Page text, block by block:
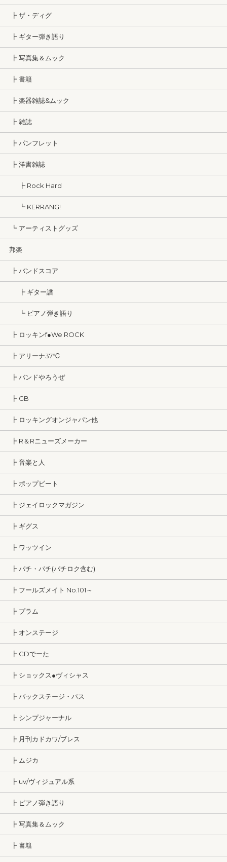
┣ ザ・ディグ
┣ ギター弾き語り
┣ 写真集＆ムック
┣ 書籍
┣ 楽器雑誌&ムック
┣ 雑誌
┣ パンフレット
┣ 洋書雑誌
┣ Rock Hard
┗ KERRANG!
┗ アーティストグッズ
邦楽
┣ バンドスコア
┣ ギター譜
┗ ピアノ弾き語り
┣ ロッキンf●We ROCK
┣ アリーナ37℃
┣ バンドやろうぜ
┣ GB
┣ ロッキングオンジャパン他
┣ R＆Rニューズメーカー
┣ 音楽と人
┣ ポップビート
┣ ジェイロックマガジン
┣ ギグス
┣ ワッツイン
┣ パチ・パチ(パチロク含む)
┣ フールズメイト No.101～
┣ プラム
┣ オンステージ
┣ CDでーた
┣ ショックス●ヴィシャス
┣ バックステージ・パス
┣ シンプジャーナル
┣ 月刊カドカワ/ブレス
┣ ムジカ
┣ uv/ヴィジュアル系
┣ ピアノ弾き語り
┣ 写真集＆ムック
┣ 書籍